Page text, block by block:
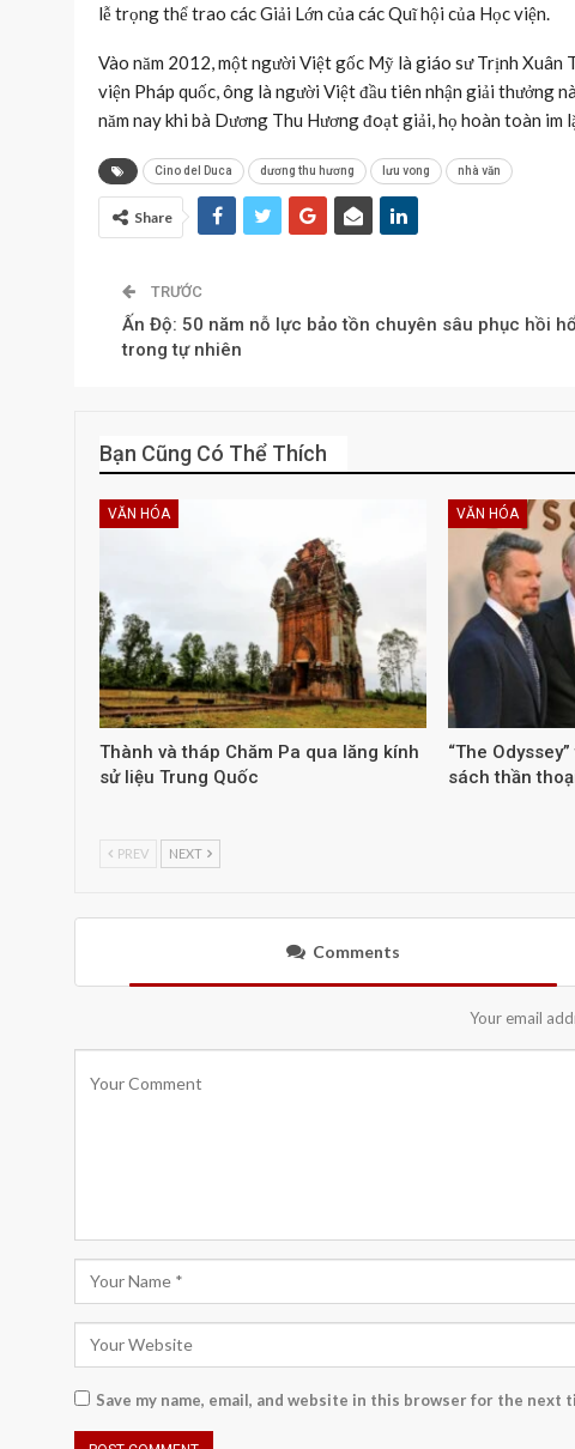
lễ trọng thể trao các Giải Lớn của các Quĩ hội của Học viện.
Vào năm 2012, một người Việt gốc Mỹ là giáo sư Trịnh
viện Pháp quốc, ông là người Việt đầu tiên nhận giải thưởng
năm nay khi bà Dương Thu Hương đoạt giải, họ hoàn toàn im
Cino del Duca dương thu hương lưu vong nhà văn
Share
TRƯỚC
Ấn Độ: 50 năm nỗ lực bảo tồn chuyên sâu phục hồi hổ
trong tự nhiên
Bạn Cũng Có Thể Thích
VĂN HÓA
Thành và tháp Chăm Pa qua lăng kính
sử liệu Trung Quốc
VĂN HÓA
“The
sách thần
PREV NEXT
Comments
Your email
Save my name, email, and website in this browser for the next